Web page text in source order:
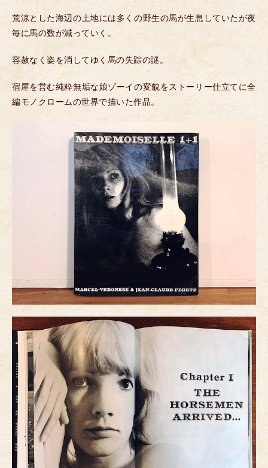
荒涼とした海辺の土地には多くの野生の馬が生息していたが夜
毎に馬の数が減っていく。
容赦なく姿を消してゆく馬の失踪の謎。
宿屋を営む純粋無垢な娘ゾーイの変貌をストーリー仕立てに全
編モノクロームの世界で描いた作品。